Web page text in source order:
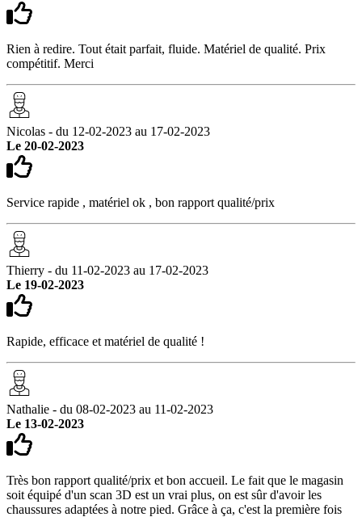
Rien à redire. Tout était parfait, fluide. Matériel de qualité. Prix
compétitif. Merci
Nicolas - du 12-02-2023 au 17-02-2023
Le 20-02-2023
Service rapide , matériel ok , bon rapport qualité/prix
Thierry - du 11-02-2023 au 17-02-2023
Le 19-02-2023
Rapide, efficace et matériel de qualité !
Nathalie - du 08-02-2023 au 11-02-2023
Le 13-02-2023
Très bon rapport qualité/prix et bon accueil. Le fait que le magasin
soit équipé d'un scan 3D est un vrai plus, on est sûr d'avoir les
chaussures adaptées à notre pied. Grâce à ça, c'est la première fois